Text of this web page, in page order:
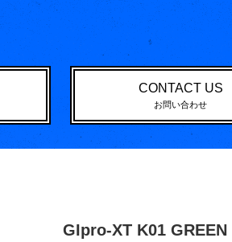
CONTACT US
お問い合わせ
GIpro-XT K01 GREEN